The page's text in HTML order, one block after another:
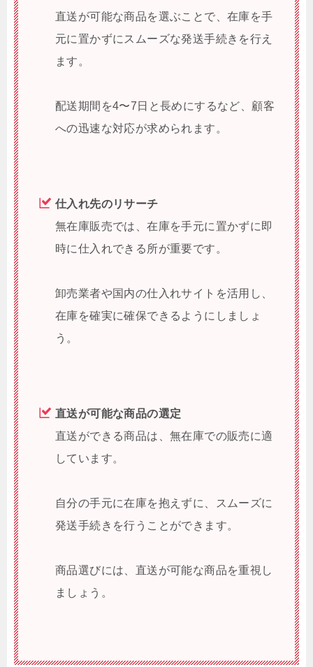
直送が可能な商品を選ぶことで、在庫を手
元に置かずにスムーズな発送手続きを行え
ます。
配送期間を4〜7日と長めにするなど、顧客
への迅速な対応が求められます。
仕入れ先のリサーチ
無在庫販売では、在庫を手元に置かずに即
時に仕入れできる所が重要です。
卸売業者や国内の仕入れサイトを活用し、
在庫を確実に確保できるようにしましょ
う。
直送が可能な商品の選定
直送ができる商品は、無在庫での販売に適
しています。
自分の手元に在庫を抱えずに、スムーズに
発送手続きを行うことができます。
商品選びには、直送が可能な商品を重視し
ましょう。